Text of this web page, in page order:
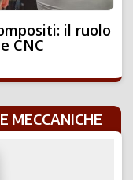
il ruolo
CNC
MECCANICHE